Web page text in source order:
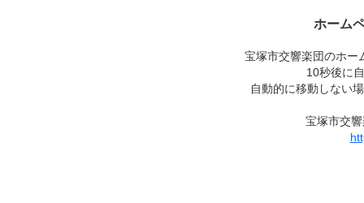
ホーム
宝塚市交響楽団のホー
10秒後に
自動的に移動しない
宝塚市交